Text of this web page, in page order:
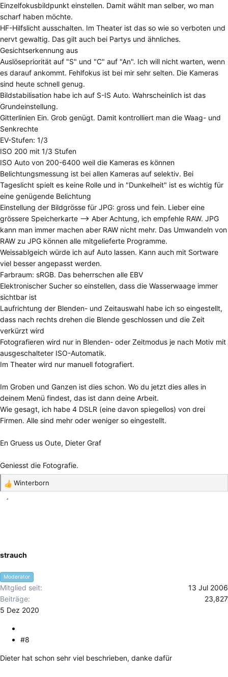
Einzelfokusbildpunkt einstellen. Damit wählt man selber, wo man
scharf haben möchte.
HF-Hilfslicht ausschalten. Im Theater ist das so wie so verboten und
nervt gewaltig. Das gilt auch bei Partys und ähnliches.
Gesichtserkennung aus
Auslösepriorität auf "S" und "C" auf "An". Ich will nicht warten, wenn
es darauf ankommt. Fehlfokus ist bei mir sehr selten. Die Kameras
sind heute schnell genug.
Bildstabilisation habe ich auf S-IS Auto. Wahrscheinlich ist das
Grundeinstellung.
Gitterlinien Ein. Grob genügt. Damit kontrolliert man die Waag- und
Senkrechte
EV-Stufen: 1/3
ISO 200 mit 1/3 Stufen
ISO Auto von 200-6400 weil die Kameras es können
Belichtungsmessung ist bei allen Kameras auf selektiv. Bei
Tageslicht spielt es keine Rolle und in "Dunkelheit" ist es wichtig für
eine genügende Belichtung
Einstellung der Bildgrösse für JPG: gross und fein. Lieber eine
grössere Speicherkarte --> Aber Achtung, ich empfehle RAW. JPG
kann man immer machen aber RAW nicht mehr. Das Umwandeln von
RAW zu JPG können alle mitgelieferte Programme.
Weissablgeich würde ich auf Auto lassen. Kann auch mit Sortware
viel besser angepasst werden.
Farbraum: sRGB. Das beherrschen alle EBV
Elektronischer Sucher so einstellen, dass die Wasserwaage immer
sichtbar ist
Laufrichtung der Blenden- und Zeitauswahl habe ich so eingestellt,
dass nach rechts drehen die Blende geschlossen und die Zeit
verkürzt wird
Fotografieren wird nur in Blenden- oder Zeitmodus je nach Motiv mit
ausgeschalteter ISO-Automatik.
Im Theater wird nur manuell fotografiert.
Im Groben und Ganzen ist dies schon. Wo du jetzt dies alles in
deinem Menü findest, das ist dann deine Arbeit.
Wie gesagt, ich habe 4 DSLR (eine davon spiegellos) von drei
Firmen. Alle sind mehr oder weniger so eingestellt.
En Gruess us Oute, Dieter Graf
Geniesst die Fotografie.
R
e
n
n
:
Winterborn
strauch
Moderator
Mitglied seit
13 Jul 2006
Beiträge
23,827
5 Dez 2020
#8
Dieter hat schon sehr viel beschrieben, danke dafür